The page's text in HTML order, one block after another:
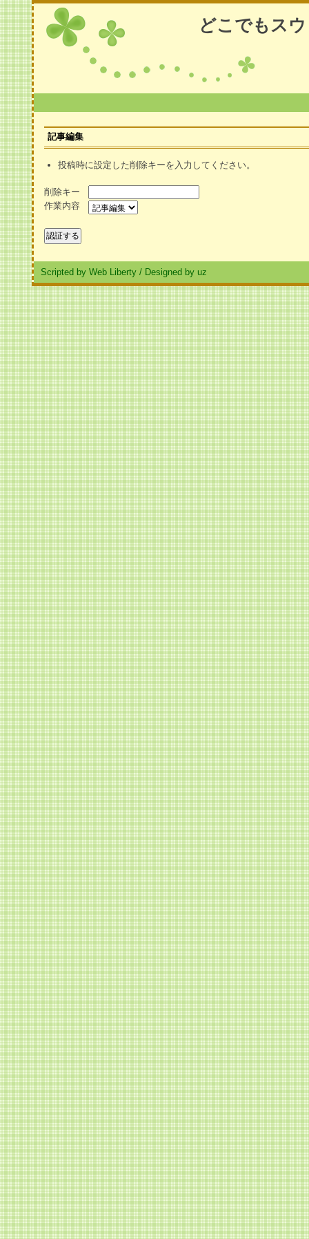
どこでもス
記事編集
投稿時に設定した削除キーを入力してください。
削除キー
作業内容
Scripted by Web Liberty / Designed by uz